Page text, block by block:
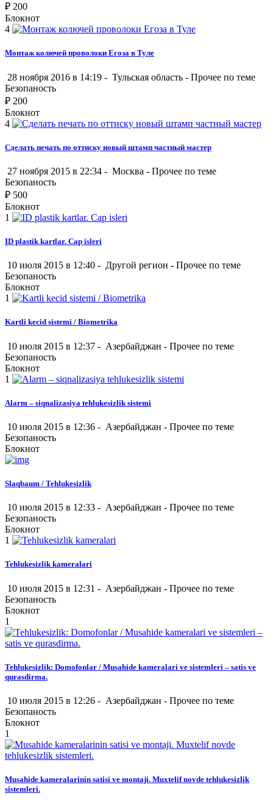
₽ 200
Блокнот
4
Монтаж колючей проволоки Егоза в Туле
28 ноября 2016 в 14:19 - Тульская область - Прочее по теме
Безопаность
₽ 200
Блокнот
4
Сделать печать по оттиску новый штамп частный мастер
27 ноября 2015 в 22:34 - Москва - Прочее по теме
Безопаность
₽ 500
Блокнот
1
ID plastik kartlar. Cap isleri
10 июля 2015 в 12:40 - Другой регион - Прочее по теме
Безопаность
Блокнот
1
Kartli kecid sistemi / Biometrika
10 июля 2015 в 12:37 - Азербайджан - Прочее по теме
Безопаность
Блокнот
1
Alarm – siqnalizasiya tehlukesizlik sistemi
10 июля 2015 в 12:36 - Азербайджан - Прочее по теме
Безопаность
Блокнот
Slaqbaum / Tehlukesizlik
10 июля 2015 в 12:33 - Азербайджан - Прочее по теме
Безопаность
Блокнот
1
Tehlukesizlik kameralari
10 июля 2015 в 12:31 - Азербайджан - Прочее по теме
Безопаность
Блокнот
1
Tehlukesizlik: Domofonlar / Musahide kameralari ve sistemleri – satis ve
qurasdirma.
10 июля 2015 в 12:26 - Азербайджан - Прочее по теме
Безопаность
Блокнот
1
Musahide kameralarinin satisi ve montaji. Muxtelif novde tehlukesizlik
sistemleri.